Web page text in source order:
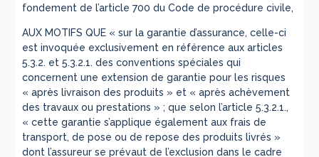
fondement de l’article 700 du Code de procédure civile,
AUX MOTIFS QUE « sur la garantie d’assurance, celle-ci
est invoquée exclusivement en référence aux articles
5.3.2. et 5.3.2.1. des conventions spéciales qui
concernent une extension de garantie pour les risques
« après livraison des produits » et « après achèvement
des travaux ou prestations » ; que selon l’article 5.3.2.1.,
« cette garantie s’applique également aux frais de
transport, de pose ou de repose des produits livrés »
dont l’assureur se prévaut de l’exclusion dans le cadre